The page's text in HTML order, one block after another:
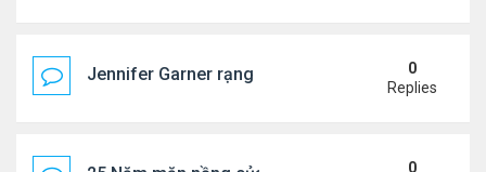
Jennifer Garner rạng rỡ bên bạn trai kém 6 tuổi
0
Replies
0